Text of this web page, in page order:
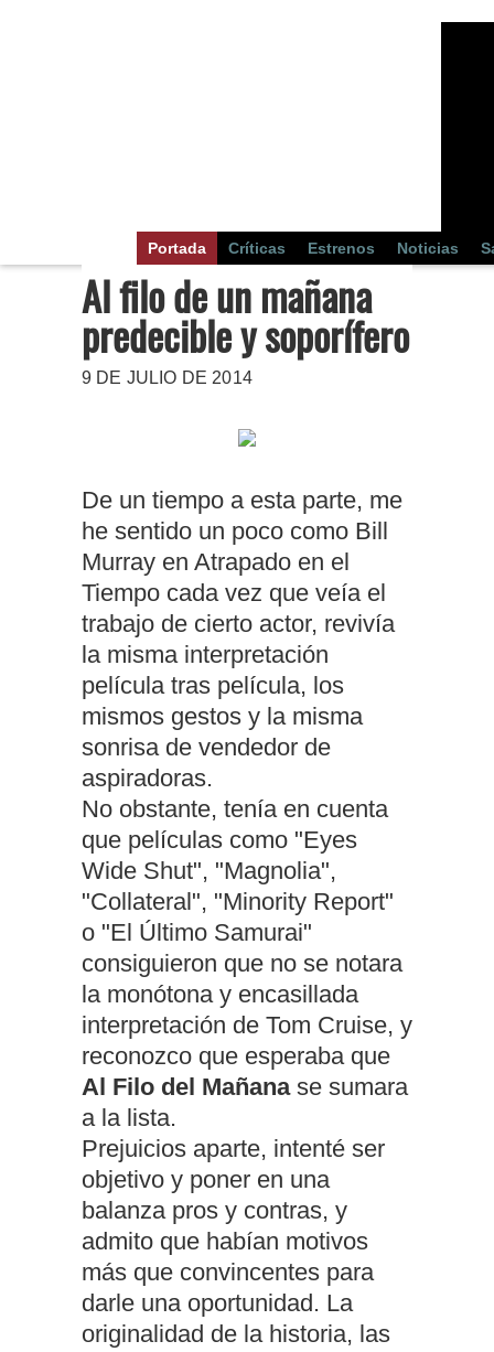
Portada Críticas Estrenos Noticias
Al filo de un mañana
predecible y soporífero
9 DE JULIO DE 2014
De un tiempo a esta parte, me
he sentido un poco como Bill
Murray en Atrapado en el
Tiempo cada vez que veía el
trabajo de cierto actor, revivía
la misma interpretación
película tras película, los
mismos gestos y la misma
sonrisa de vendedor de
aspiradoras.
No obstante, tenía en cuenta
que películas como "Eyes
Wide Shut", "Magnolia",
"Collateral", "Minority Report"
o "El Último Samurai"
consiguieron que no se notara
la monótona y encasillada
interpretación de Tom Cruise, y
reconozco que esperaba que
Al Filo del Mañanase sumara
a la lista.
Prejuicios aparte, intenté ser
objetivo y poner en una
balanza pros y contras, y
admito que habían motivos
más que convincentes para
darle una oportunidad. La
originalidad de la historia, las